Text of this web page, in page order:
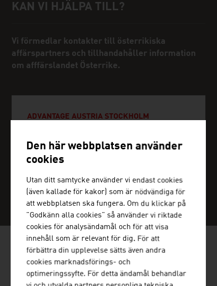
Hjälp och kontaktperson
KAN VI HJÄLPA TILL?
Vi förmedlar kontakter till österrikiska
affärspartners och tillhandahåller information
om afffärslandet Österrike.
ADVANTAGE AUSTRIA STOCKHOLM
stockholm@advantageaustria.org
SERVICENTER
NYHETER
Den här webbplatsen använder
cookies
Utan ditt samtycke använder vi endast cookies
(även kallade för kakor) som är nödvändiga för
att webbplatsen ska fungera. Om du klickar på
"Godkänn alla cookies" så använder vi riktade
cookies för analysändamål och för att visa
innehåll som är relevant för dig. För att
förbättra din upplevelse sätts även andra
cookies marknadsförings- och
optimeringssyfte. För detta ändamål behandlar